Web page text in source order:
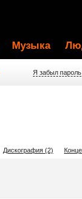
Музыка
Я забыл пароль
Дискография (2)